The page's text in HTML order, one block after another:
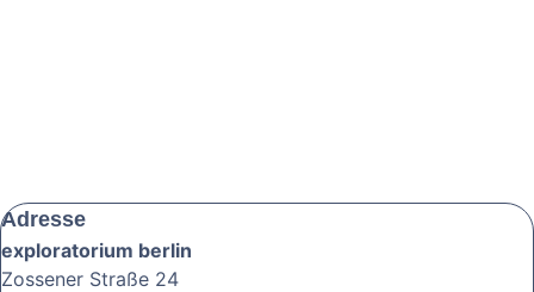
Adresse
exploratorium berlin
Zossener Straße 24